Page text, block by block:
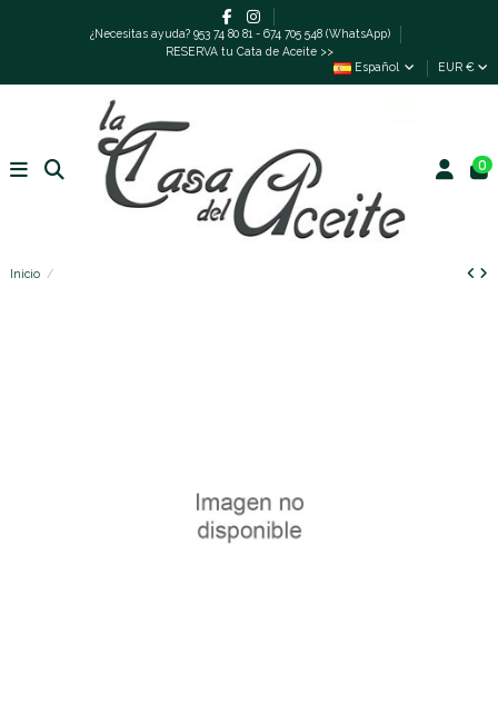
¿Necesitas ayuda? 953 74 80 81 - 674 705 548 (WhatsApp)
RESERVA tu Cata de Aceite >>
Español
EUR €
0
Inicio